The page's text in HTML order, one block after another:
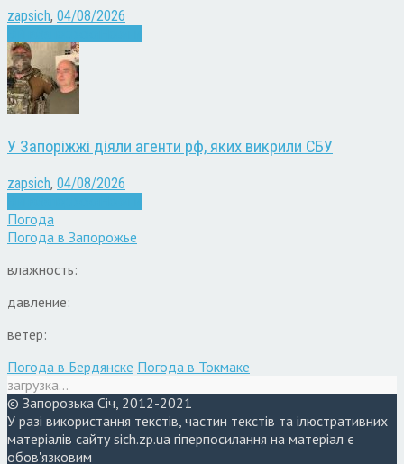
zapsich, 04/08/2026
У Запоріжжі діяли агенти рф, яких викрили СБУ
zapsich, 04/08/2026
Погода
Погода в Запорожье
влажность:
давление:
ветер:
Погода в Бердянске Погода в Токмаке
загрузка...
© Запорозька Січ, 2012-2021
У разі використання текстів, частин текстів та ілюстративних
матеріалів сайту sich.zp.ua гіперпосилання на матеріал є
обов'язковим